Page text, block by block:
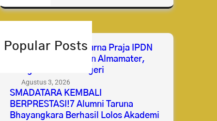
a
h
Popular Posts
Selamat & Sukses Purna Praja IPDN
2026 Membanggakan Almamater,
Mengabdi untuk Negeri
Agustus 3, 2026
SMADATARA KEMBALI
BERPRESTASI!7 Alumni Taruna
Bhayangkara Berhasil Lolos Akademi